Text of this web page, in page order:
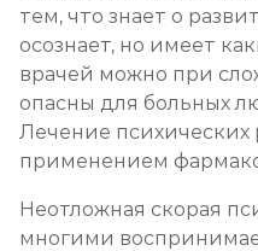
тем, что знает о
осознает, но имеет
врачей можно при
опасны для больных
Лечение психических
применением
Неотложная скорая
многими